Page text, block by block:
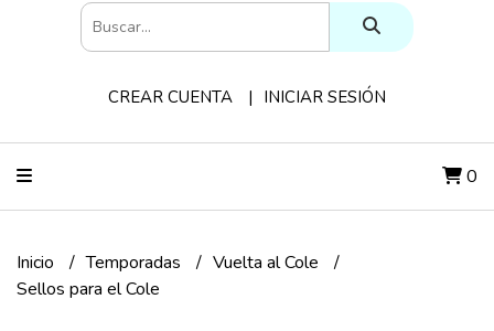
CREAR CUENTA INICIAR SESIÓN
0
Inicio Temporadas
Vuelta al Cole
Sellos para el Cole